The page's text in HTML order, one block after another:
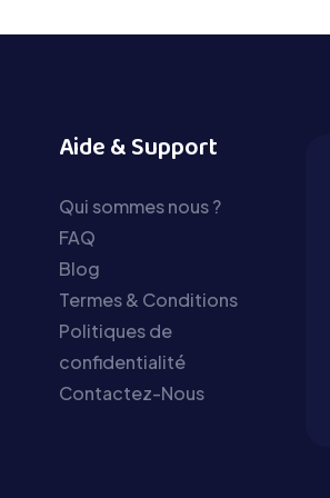
Aide & Support
Qui sommes nous ?
FAQ
Blog
Termes & Conditions
Politiques de
confidentialité
Contactez-Nous